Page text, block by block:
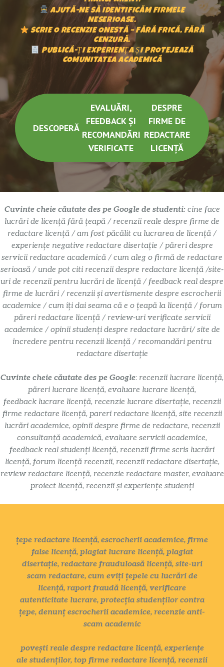
AJUTĂ-NE SĂ IDENTIFICĂM FIRMELE
NESERIOASE.
SCRIE O RECENZIE ONESTĂ – FĂRĂ FRICĂ, FĂRĂ
CENZURĂ.
PUBLICĂ-ȚI EXPERIENȚA ȘI PROTEJEAZĂ
COMUNITATEA ACADEMICĂ
DESCOPERĂ
EVALUĂRI,
FEEDBACK ȘI
RECOMANDĂRI
VERIFICATE
DESPRE
FIRME DE
REDACTARE
LICENȚĂ
Cuvinte cheie căutate des pe Google de studenti: cine face
lucrări de licență fără țeapă / recenzii reale despre firme de
redactare licență / am fost păcălit cu lucrarea de licență /
experiențe negative redactare disertație / păreri despre
servicii redactare academică / cum aleg o firmă de redactare
serioasă / unde pot citi recenzii despre redactare licență /site-
uri de recenzii pentru lucrări de licență / feedback real despre
firme de lucrări / recenzii și avertismente despre escrocherii
academice / cum îți dai seama că e o țeapă la licență / forum
păreri redactare licență / review-uri verificate servicii
academice / opinii studenți despre redactare lucrări/ site de
încredere pentru recenzii licență / recomandări pentru
redactare disertație
Cuvinte cheie căutate des pe Google: recenzii lucrare licență,
păreri lucrare licență, evaluare lucrare licență,
feedback lucrare licență, recenzie lucrare disertație, recenzii
firme redactare licență, pareri redactare licență, site recenzii
lucrări academice, opinii despre firme de redactare, recenzii
consultanță academică, evaluare servicii academice,
feedback real studenți licență, recenzii firme scris lucrări
licență, forum licență recenzii, recenzii redactare disertație,
review redactare licență, recenzie redactare master, evaluare
proiect licență, recenzii și experiențe studenți
țepe redactare licență, escrocherii academice, firme
false licență, plagiat lucrare licență, plagiat
disertație, redactare frauduloasă licență, site-uri
scam redactare, cum eviți țepele cu lucrări de
licență, raport fraudă licență, verificare
autenticitate lucrare, protecția studenților contra
țepe, denunț escrocherii academice, recenzie anti-
scam academic
povești reale despre redactare licență, experiențe
ale studenților, top firme redactare licență, recenzii